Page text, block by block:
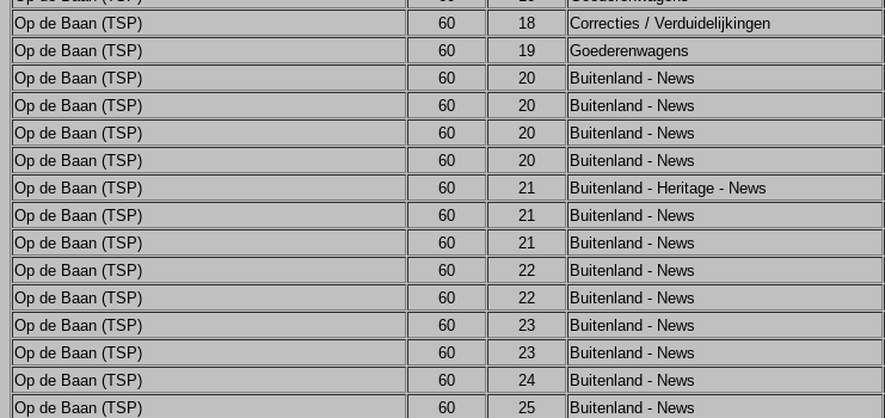
Op de Baan (TSP)
60 18 Correcties / Verduidelijkingen
Op de Baan (TSP)
60 19 Goederenwagens
Op de Baan (TSP)
60 20 Buitenland - News
Op de Baan (TSP)
60 20 Buitenland - News
Op de Baan (TSP)
60 20 Buitenland - News
Op de Baan (TSP)
60 20 Buitenland - News
Op de Baan (TSP)
60 21 Buitenland - Heritage - News
Op de Baan (TSP)
60 21 Buitenland - News
Op de Baan (TSP)
60 21 Buitenland - News
Op de Baan (TSP)
60 22 Buitenland - News
Op de Baan (TSP)
60 22 Buitenland - News
Op de Baan (TSP)
60 23 Buitenland - News
Op de Baan (TSP)
60 23 Buitenland - News
Op de Baan (TSP)
60 24 Buitenland - News
Op de Baan (TSP)
60 25 Buitenland - News